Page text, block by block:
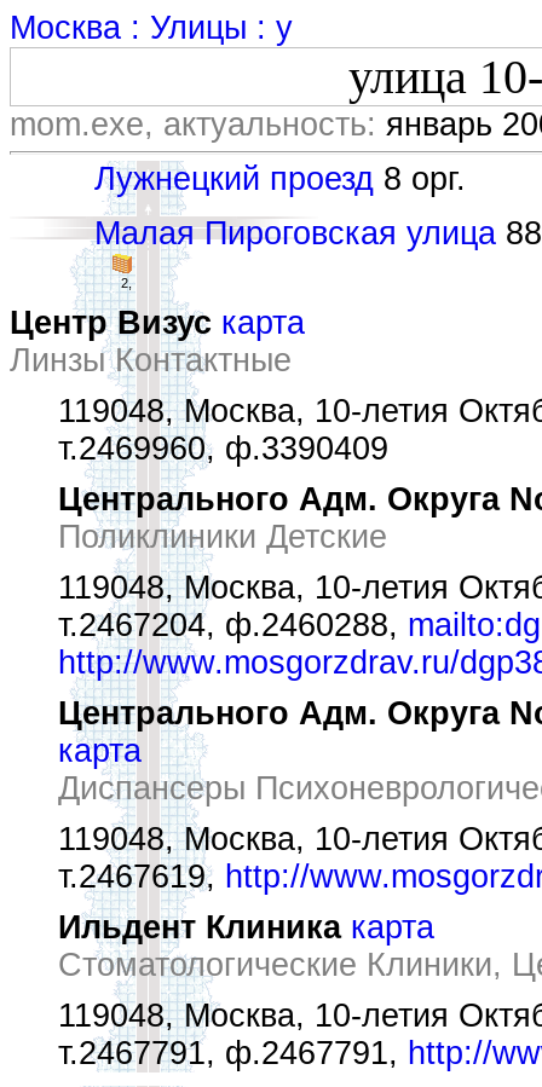
Москва : Улицы : у
улица
mom.exe, актуальность: январь
Лужнецкий проезд 8 орг.
Малая Пироговская улица
2,
Центр Визус карта
Линзы Контактные
119048, Москва, 10-летия
т.2469960, ф.3390409
Центрального Адм. Округа
Поликлиники Детские
119048, Москва, 10-летия
т.2467204, ф.2460288,
http://www.mosgorzdrav.ru/
Центрального Адм. Округа
карта
Диспансеры
119048, Москва, 10-летия
т.2467619, http://
Ильдент Клиника карта
Стоматологические Клиники,
119048, Москва, 10-летия
т.2467791, ф.2467791, http://